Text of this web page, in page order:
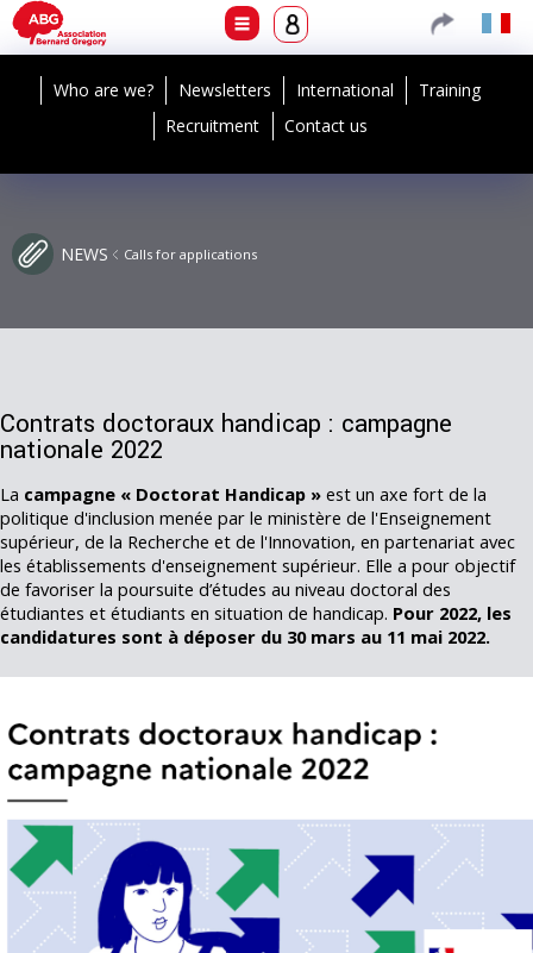
Who are we? Newsletters International
Training
Recruitment
Contact us
NEWS Calls for applications
Contrats doctoraux handicap : campagne
nationale 2022
La campagne « Doctorat Handicap » est un axe fort de la
politique d'inclusion menée par le ministère de l'Enseignement
supérieur, de la Recherche et de l'Innovation, en partenariat avec
les établissements d'enseignement supérieur. Elle a pour objectif
de favoriser la poursuite d’études au niveau doctoral des
étudiantes et étudiants en situation de handicap. Pour 2022, les
candidatures sont à déposer du 30 mars au 11 mai 2022.